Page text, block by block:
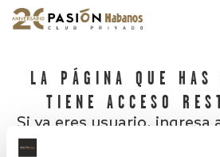
LA PÁGINA QUE HAS
TIENE ACCESO
Si ya eres usuario, ingresa